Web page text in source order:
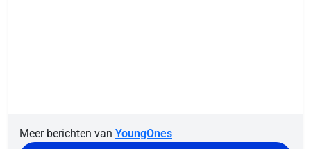
Meer berichten van YoungOnes